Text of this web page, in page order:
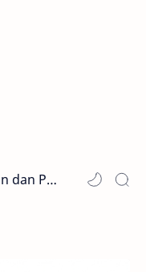
Tagar Berita - Blog Kecantikan dan Perawatan